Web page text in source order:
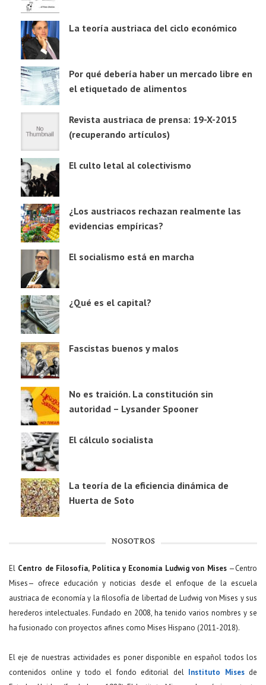
La teoría austriaca del ciclo económico
Por qué debería haber un mercado libre en
el etiquetado de alimentos
Revista austriaca de prensa: 19-X-2015
(recuperando artículos)
El culto letal al colectivismo
¿Los austriacos rechazan realmente las
evidencias empíricas?
El socialismo está en marcha
¿Qué es el capital?
Fascistas buenos y malos
No es traición. La constitución sin
autoridad – Lysander Spooner
El cálculo socialista
La teoría de la eficiencia dinámica de
Huerta de Soto
NOSOTROS
El Centro de Filosofía, Política y Economía Ludwig von Mises—Centro
Mises— ofrece educación y noticias desde el enfoque de la escuela
austriaca de economía y la filosofía de libertad de Ludwig von Mises y sus
herederos intelectuales. Fundado en 2008, ha tenido varios nombres y se
ha fusionado con proyectos afines como Mises Hispano (2011-2018).
El eje de nuestras actividades es poner disponible en español todos los
contenidos online y todo el fondo editorial del Instituto Misesde